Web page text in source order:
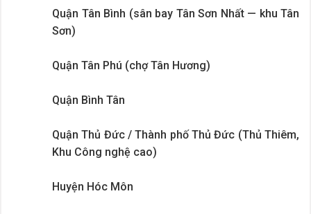
Quận Tân Bình (sân bay Tân Sơn Nhất — khu Tân
Sơn)
Quận Tân Phú (chợ Tân Hương)
Quận Bình Tân
Quận Thủ Đức / Thành phố Thủ Đức (Thủ Thiêm,
Khu Công nghệ cao)
Huyện Hóc Môn